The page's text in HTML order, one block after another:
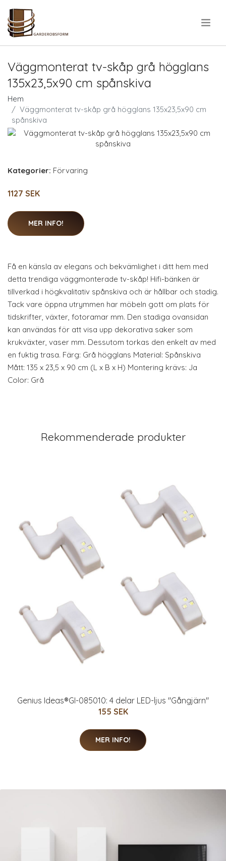
Väggmonterat tv-skåp grå högglans
135x23,5x90 cm spånskiva
Hem
Väggmonterat tv-skåp grå högglans 135x23,5x90 cm
spånskiva
Kategorier: Förvaring
1127 SEK
MER INFO!
Få en känsla av elegans och bekvämlighet i ditt hem med
detta trendiga väggmonterade tv-skåp! Hifi-bänken är
tillverkad i högkvalitativ spånskiva och är hållbar och stadig.
Tack vare öppna utrymmen har möbeln gott om plats för
tidskrifter, växter, fotoramar mm. Den stadiga ovansidan
kan användas för att visa upp dekorativa saker som
krukväxter, vaser mm. Dessutom torkas den enkelt av med
en fuktig trasa. Färg: Grå högglans Material: Spånskiva
Mått: 135 x 23,5 x 90 cm (L x B x H) Montering krävs: Ja
Color: Grå
Rekommenderade produkter
Genius Ideas®GI-085010: 4 delar LED-ljus "Gångjärn"
155 SEK
MER INFO!